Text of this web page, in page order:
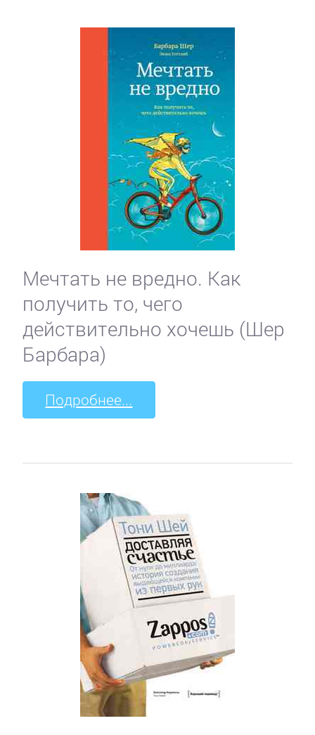
Мечтать не вредно. Как
получить то, чего
действительно хочешь (Шер
Барбара)
Подробнее...